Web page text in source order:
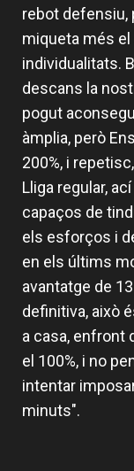
rebot defensiu,
miqueta més
individualitats.
descans la
pogut
àmplia, però
200%, i
Lliga regular,
capaços de
els esforços i
en els últims
avantatge de
definitiva, això
a casa, enfront
el 100%, i no
intentar
minuts".Valencia